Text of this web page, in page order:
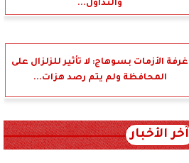
والتداول...
غرفة الأزمات بسوهاج: لا تأثير للزلزال على
المحافظة ولم يتم رصد هزات...
آخر الأخبار